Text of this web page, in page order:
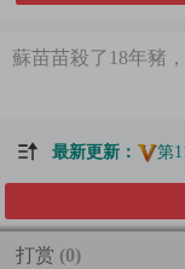
蘇苗苗殺了18年豬
最新更新： 第
打赏 (0)